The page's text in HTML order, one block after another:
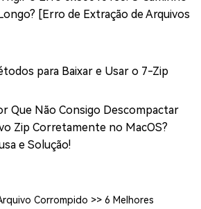
[Erro de Extração de Arquivos
para Baixar e Usar o 7-Zip
Que Não Consigo Descompactar
Zip Corretamente no MacOS?
e Solução!
Corrompido >> 6 Melhores